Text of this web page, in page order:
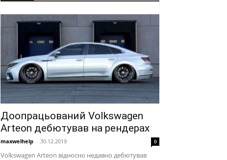
Доопрацьований Volkswagen
Аrteon дебютував на рендерах
maxwelhelp - 30.12.2019 0
Volkswagen Аrteon відносно недавно дебютував